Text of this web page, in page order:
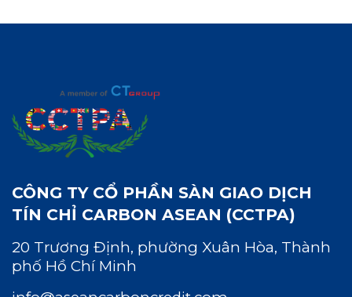
CÔNG TY CỔ PHẦN SÀN GIAO DỊCH
TÍN CHỈ CARBON ASEAN (CCTPA)
20 Trương Định, phường Xuân Hòa, Thành
phố Hồ Chí Minh